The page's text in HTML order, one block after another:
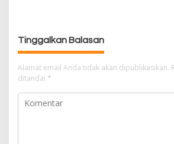
p
o
s
Tinggalkan Balasan
Alamat email Anda tidak akan dipublikasikan.
ditandai *